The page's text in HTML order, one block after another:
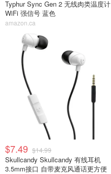
Typhur Sync Gen 2 无线肉类温度计
WiFi 强信号 蓝色
amazon.ca
$7.49 $14.99
Skullcandy Skullcandy 有线耳机
3.5mm接口 自带麦克风通话更方便